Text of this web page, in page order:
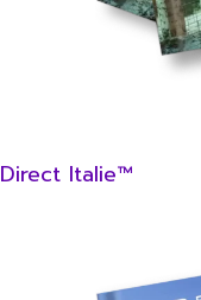
Direct Italie™